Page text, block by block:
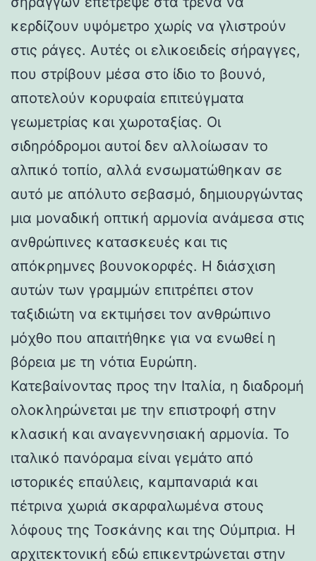
κερδίζουν υψόμετρο χωρίς να γλιστρούν
στις ράγες. Αυτές οι ελικοειδείς σήραγγες,
που στρίβουν μέσα στο ίδιο το βουνό,
αποτελούν κορυφαία επιτεύγματα
γεωμετρίας και χωροταξίας. Οι
σιδηρόδρομοι αυτοί δεν αλλοίωσαν το
αλπικό τοπίο, αλλά ενσωματώθηκαν σε
αυτό με απόλυτο σεβασμό, δημιουργώντας
μια μοναδική οπτική αρμονία ανάμεσα στις
ανθρώπινες κατασκευές και τις
απόκρημνες βουνοκορφές. Η διάσχιση
αυτών των γραμμών επιτρέπει στον
ταξιδιώτη να εκτιμήσει τον ανθρώπινο
μόχθο που απαιτήθηκε για να ενωθεί η
βόρεια με τη νότια Ευρώπη.
Κατεβαίνοντας προς την Ιταλία, η διαδρομή
ολοκληρώνεται με την επιστροφή στην
κλασική και αναγεννησιακή αρμονία. Το
ιταλικό πανόραμα είναι γεμάτο από
ιστορικές επαύλεις, καμπαναριά και
πέτρινα χωριά σκαρφαλωμένα στους
λόφους της Τοσκάνης και της Ούμπρια. Η
αρχιτεκτονική εδώ επικεντρώνεται στην